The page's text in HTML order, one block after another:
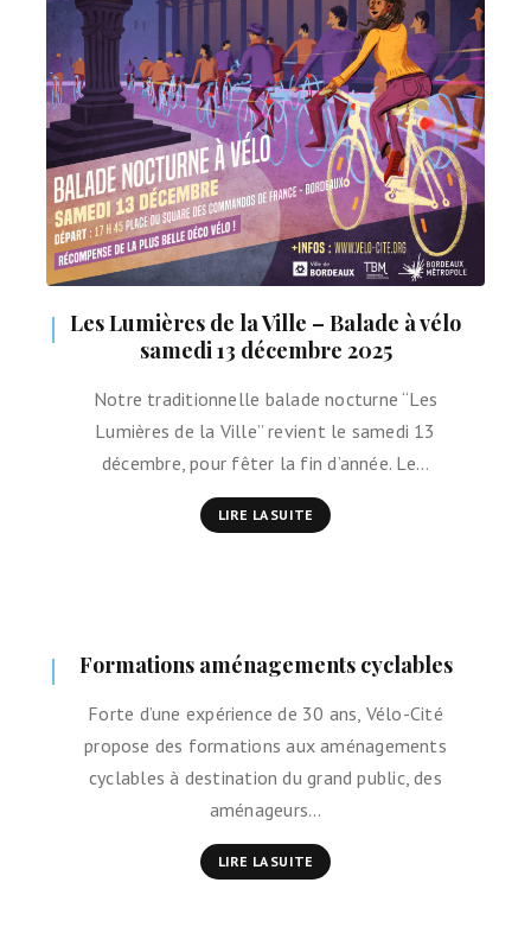
Les Lumières de la Ville – Balade à vélo
samedi 13 décembre 2025
Notre traditionnelle balade nocturne “Les
Lumières de la Ville” revient le samedi 13
décembre, pour fêter la fin d’année. Le…
LIRE LA SUITE
Formations aménagements cyclables
Forte d’une expérience de 30 ans, Vélo-Cité
propose des formations aux aménagements
cyclables à destination du grand public, des
aménageurs…
LIRE LA SUITE